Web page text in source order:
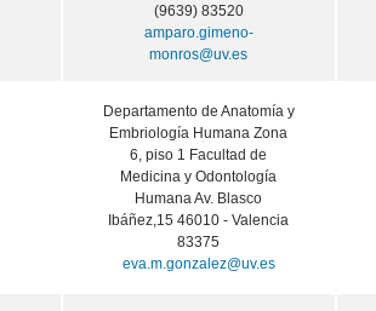
(9639) 83520
amparo.gimeno-
monros@uv.es
Departamento de Anatomía y
Embriología Humana Zona
6, piso 1 Facultad de
Medicina y Odontología
Humana Av. Blasco
Ibáñez,15 46010 - Valencia
83375
eva.m.gonzalez@uv.es